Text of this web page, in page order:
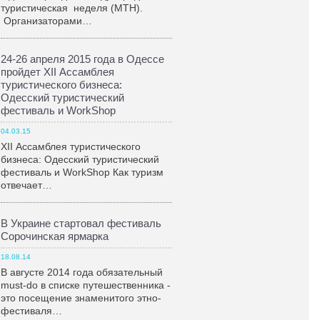
туристическая неделя (МТН).
Организаторами…
24-26 апреля 2015 года в Одессе
пройдет XII Ассамблея
туристического бизнеса:
Одесский туристический
фестиваль и WorkShop
04.03.15
XII Ассамблея туристического
бизнеса: Одесский туристический
фестиваль и WorkShop Как туризм
отвечает…
В Украине стартовал фестиваль
Сорочинская ярмарка
18.08.14
В августе 2014 года обязательный
must-do в списке путешественника -
это посещение знаменитого этно-
фестиваля…